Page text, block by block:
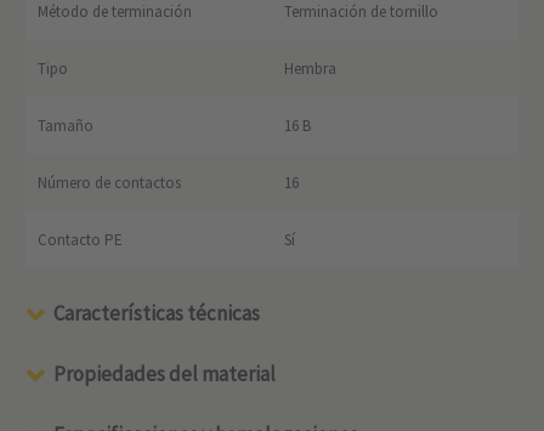
Método de terminación Terminación de tornillo
Tipo Hembra
Tamaño 16 B
Número de contactos 16
Contacto PE Sí
Características técnicas
Propiedades del material